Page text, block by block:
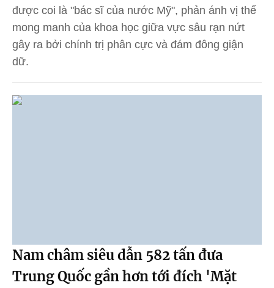
được coi là "bác sĩ của nước Mỹ", phản ánh vị thế
mong manh của khoa học giữa vực sâu rạn nứt
gây ra bởi chính trị phân cực và đám đông giận
dữ.
Nam châm siêu dẫn 582 tấn đưa
Trung Quốc gần hơn tới đích 'Mặt